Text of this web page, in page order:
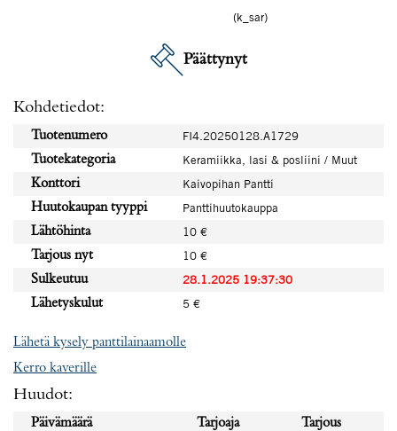
(k_sar)
Päättynyt
Kohdetiedot:
Tuotenumero
FI4.20250128.A1729
Tuotekategoria
Keramiikka, lasi & posliini / Muut
Konttori
Kaivopihan Pantti
Huutokaupan tyyppi
Panttihuutokauppa
Lähtöhinta
10 €
Tarjous nyt
10 €
Sulkeutuu
28.1.2025 19:37:30
Lähetyskulut
5 €
Lähetä kysely panttilainaamolle
Kerro kaverille
Huudot:
Päivämäärä Tarjoaja
Tarjous